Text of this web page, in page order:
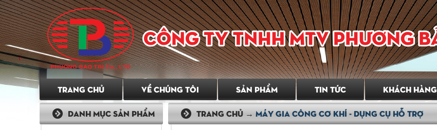
Hãy chọn Chúng tôi!
Với năng lực và uy tín của mình, Chúng tôi tin tưởng, Chúng tôi sẽ là lựa chọn tốt nhất của Quý Khách hàng khi
có nhu cầu sử dụng các sản phẩm mà Chúng tôi thiết kế và sản xuất. Sự hài lòng của Quý Khách hàng là mục
tiêu để Chúng tôi phát triển, bằng việc cung cấp các sản phẩm với chất lượng tốt nhất, sẵn sàng tư vấn cho
Khách hàng những sản phẩm đạt yêu cầu sử dụng và giá cả hợp lí. Công ty TNHH MTV Phương Bảo Trí với
mong muốn và tiêu chí, góp phần nhỏ để phát triển mạnh về các mặt hàng cơ khí, thiết bị dân dụng và công
nghiệp trong nước.
TRANG CHỦ VỀ CHÚNG TÔI SẢN PHẨM TIN TỨC KHÁCH HÀNG
TRANG CHỦ → MÁY GIA CÔNG CƠ KHÍ - DỤNG CỤ HỖ TRỢ
DANH MỤC SẢN PHẨM